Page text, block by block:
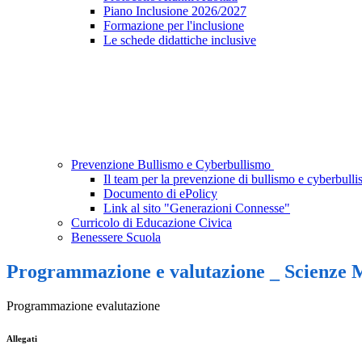
Piano Inclusione 2026/2027
Formazione per l'inclusione
Le schede didattiche inclusive
Prevenzione Bullismo e Cyberbullismo
Il team per la prevenzione di bullismo e
Documento di ePolicy
Link al sito "Generazioni Connesse"
Curricolo di Educazione Civica
Benessere Scuola
Programmazione e valutazione _ Scienze
Programmazione evalutazione
Allegati